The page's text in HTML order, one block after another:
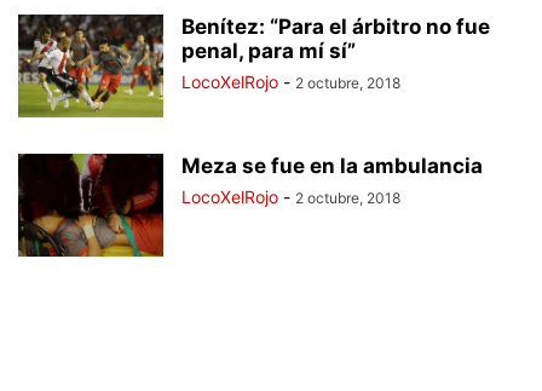
#VENTADEENTRADAS COPA ARGENTINA
FORMACIONES FÚTBOL FEMENINO FÚTBOL PROFESIONAL
INFERIORES INSTITUCIONALES LA PREVIA
Benítez: “Para el árbitro no fue
penal, para mí sí”
LocoXelRojo - 2 octubre, 2018
Meza se fue en la ambulancia
LocoXelRojo - 2 octubre, 2018